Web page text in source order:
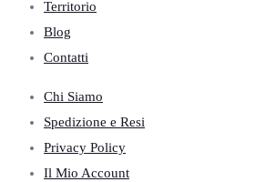
Territorio
Blog
Contatti
Chi Siamo
Spedizione e Resi
Privacy Policy
Il Mio Account